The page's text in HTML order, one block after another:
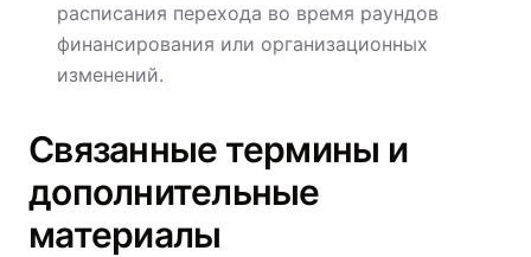
расписания перехода во время раундов
финансирования или организационных
изменений.
Связанные термины и
дополнительные
материалы